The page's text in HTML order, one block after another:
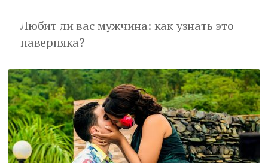
Любит ли вас мужчина: как узнать это
наверняка?